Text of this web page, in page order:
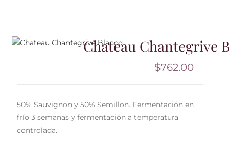
Chateau Chantegrive
$762.00
50% Sauvignon y 50% Semillon. Fermentación en
frío 3 semanas y fermentación a temperatura
controlada.